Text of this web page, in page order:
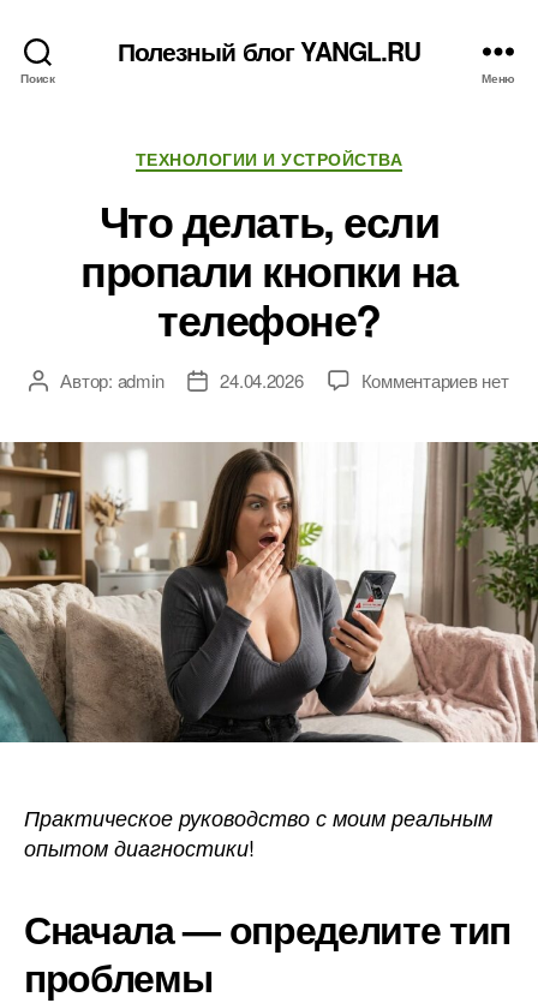
Поиск
Полезный блог YANGL.RU
Меню
Рубрики
ТЕХНОЛОГИИ И УСТРОЙСТВА
Что делать, если
пропали кнопки на
телефоне?
АвторАвтор: admin
Дата24.04.2026 Комментариевк
делать,
если
кнопки
на
нет
Практическое руководство с моим реальным
опытом диагностики!
Сначала — определите тип
проблемы